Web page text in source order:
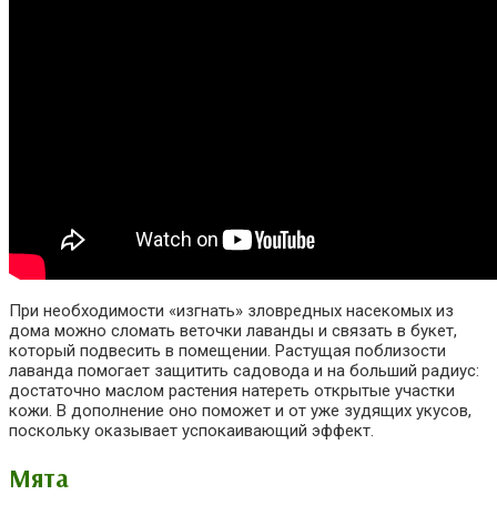
При необходимости «изгнать» зловредных насекомых из
дома можно сломать веточки лаванды и связать в букет,
который подвесить в помещении. Растущая поблизости
лаванда помогает защитить садовода и на больший радиус:
достаточно маслом растения натереть открытые участки
кожи. В дополнение оно поможет и от уже зудящих укусов,
поскольку оказывает успокаивающий эффект.
Мята